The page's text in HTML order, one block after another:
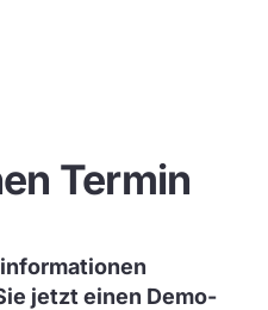
Termin
jetzt einen Demo-